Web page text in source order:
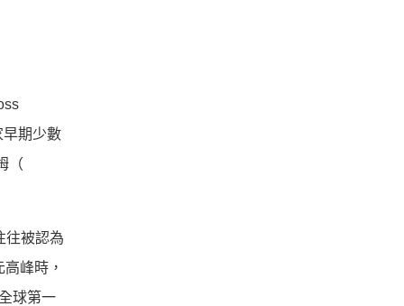
期少數
（
往被認為
峰時，
球第一